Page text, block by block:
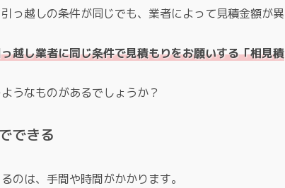
っ越しの条件が同じでも、業者によって見積金額が異
越し業者に同じ条件で見積もりをお願いする「相見積
うなものがあるでしょうか？
できる
のは、手間や時間がかかります。